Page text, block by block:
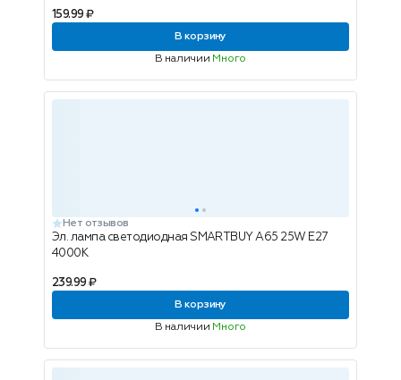
159.99 ₽
В корзину
В наличии Много
Нет отзывов
Эл. лампа светодиодная SMARTBUY A65 25W E27
4000K
239.99 ₽
В корзину
В наличии Много